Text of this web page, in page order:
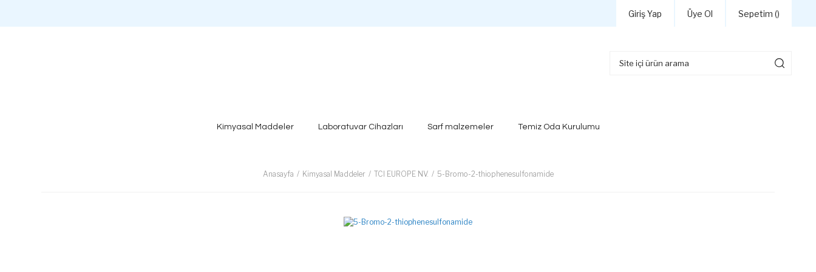
Giriş Yap Üye Ol Sepetim ()
Kimyasal Maddeler Laboratuvar Cihazları Sarf malzemeler Temiz Oda Kurulumu
Anasayfa Kimyasal Maddeler TCI EUROPE NV. 5-Bromo-2-thiophenesulfonamide